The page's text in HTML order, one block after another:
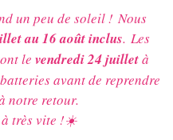
un peu de soleil ! Nous
au 16 août inclus. Les
le vendredi 24 juilletà
avant de reprendre
notre retour.
à très vite !☀️